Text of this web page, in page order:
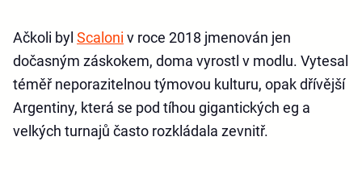
Ačkoli byl Scaloni v roce 2018 jmenován jen
dočasným záskokem, doma vyrostl v modlu. Vytesal
téměř neporazitelnou týmovou kulturu, opak dřívější
Argentiny, která se pod tíhou gigantických eg a
velkých turnajů často rozkládala zevnitř.